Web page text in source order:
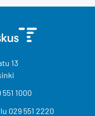
13
551 1000
029 551 2220